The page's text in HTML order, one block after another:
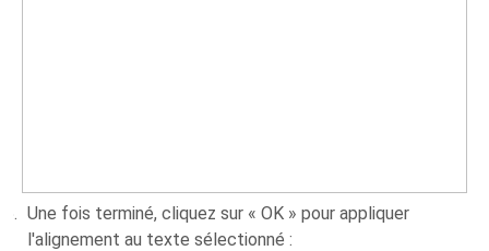
Une fois terminé, cliquez sur « OK » pour appliquer
l'alignement au texte sélectionné :